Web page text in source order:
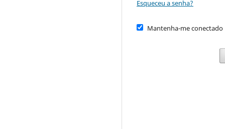
Esqueceu a senha?
Mantenha-me conectado